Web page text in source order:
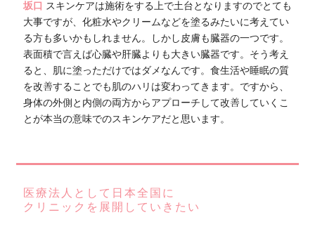
坂口 スキンケアは施術をする上で土台となりますのでとても
大事ですが、化粧水やクリームなどを塗るみたいに考えてい
る方も多いかもしれません。しかし皮膚も臓器の一つです。
表面積で言えば心臓や肝臓よりも大きい臓器です。そう考え
ると、肌に塗っただけではダメなんです。食生活や睡眠の質
を改善することでも肌のハリは変わってきます。ですから、
身体の外側と内側の両方からアプローチして改善していくこ
とが本当の意味でのスキンケアだと思います。
医療法人として日本全国に
クリニックを展開していきたい